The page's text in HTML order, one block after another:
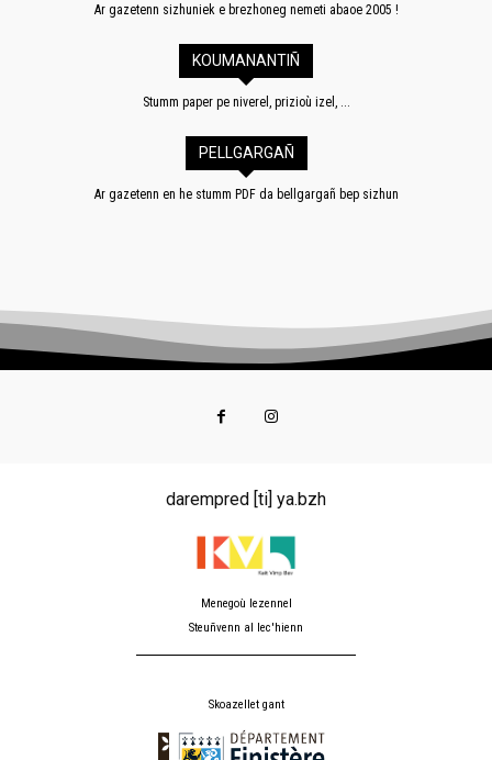
Ar gazetenn sizhuniek e brezhoneg nemeti abaoe 2005 !
KOUMANANTIÑ
Stumm paper pe niverel, prizioù izel, ...
PELLGARGAÑ
Ar gazetenn en he stumm PDF da bellgargañ bep sizhun
darempred [ti] ya.bzh
Menegoù lezennel
Steuñvenn al lec'hienn
Skoazellet gant